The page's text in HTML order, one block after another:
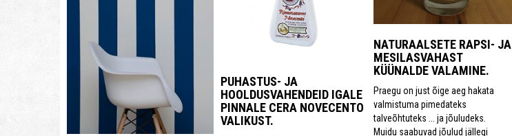
PUHASTUS- JA
HOOLDUSVAHENDEID IGALE
PINNALE CERA NOVECENTO
VALIKUST.
NATURAALSETE RAPSI- JA
MESILASVAHAST
KÜÜNALDE VALAMINE.
Praegu on just õige aeg hakata
valmistuma pimedateks
talveõhtuteks ... ja jõuludeks.
Muidu saabuvad jõulud jällegi